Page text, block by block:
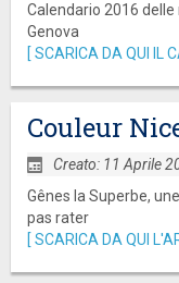
Calendario 2016
Genova
[ SCARICA DA QUI IL
Couleur
Creato: 11 Aprile
Gênes la Superbe,
pas rater
[ SCARICA DA QUI